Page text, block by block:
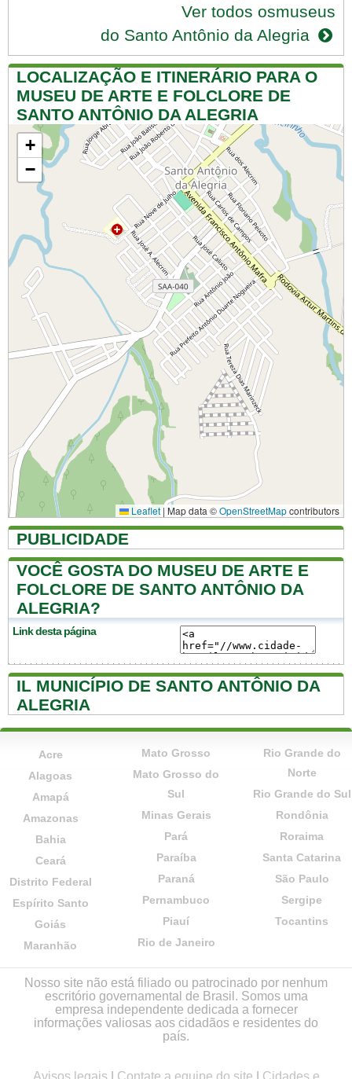
Ver todos osmuseus
do Santo Antônio da Alegria
LOCALIZAÇÃO E ITINERÁRIO PARA O
MUSEU DE ARTE E FOLCLORE DE
SANTO ANTÔNIO DA ALEGRIA
+
−
Leaflet | Map data ©OpenStreetMapcontributors
PUBLICIDADE
VOCÊ GOSTA DO MUSEU DE ARTE E
FOLCLORE DE SANTO ANTÔNIO DA
ALEGRIA?
Link desta página
IL MUNICÍPIO DE SANTO ANTÔNIO DA
ALEGRIA
Acre
Alagoas
Amapá
Amazonas
Bahia
Ceará
Distrito Federal
Espírito Santo
Goiás
Maranhão
Mato Grosso
Mato Grosso do
Sul
Minas Gerais
Pará
Paraíba
Paraná
Pernambuco
Piauí
Rio de Janeiro
Rio Grande do
Norte
Rio Grande do Sul
Rondônia
Roraima
Santa Catarina
São Paulo
Sergipe
Tocantins
Nosso site não está filiado ou patrocinado por nenhum
escritório governamental de Brasil. Somos uma
empresa independente dedicada a fornecer
informações valiosas aos cidadãos e residentes do
país.
Avisos legais Contate a equipe do site Cidades e